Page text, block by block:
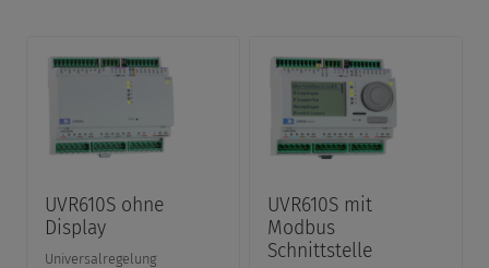
UVR610S ohne
Display
Universalregelung
UVR610S mit
Modbus
Schnittstelle